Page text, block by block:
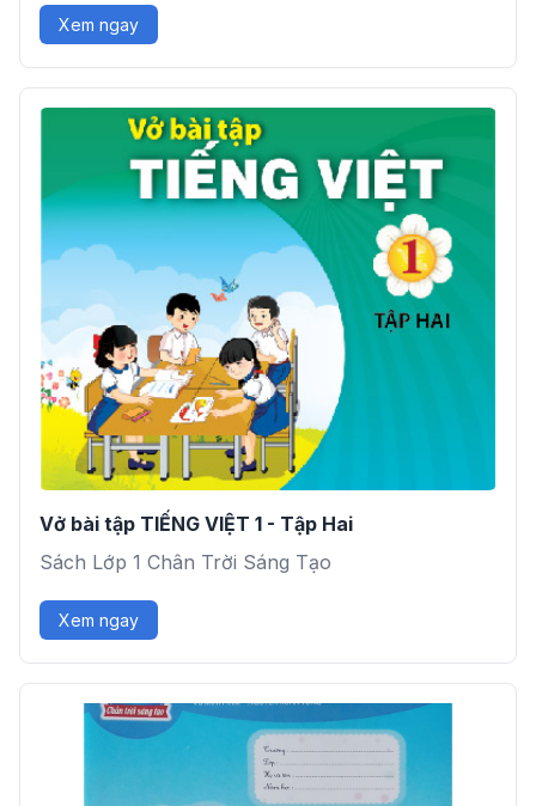
Xem ngay
Vở bài tập TIẾNG VIỆT 1 - Tập Hai
Sách Lớp 1 Chân Trời Sáng Tạo
Xem ngay